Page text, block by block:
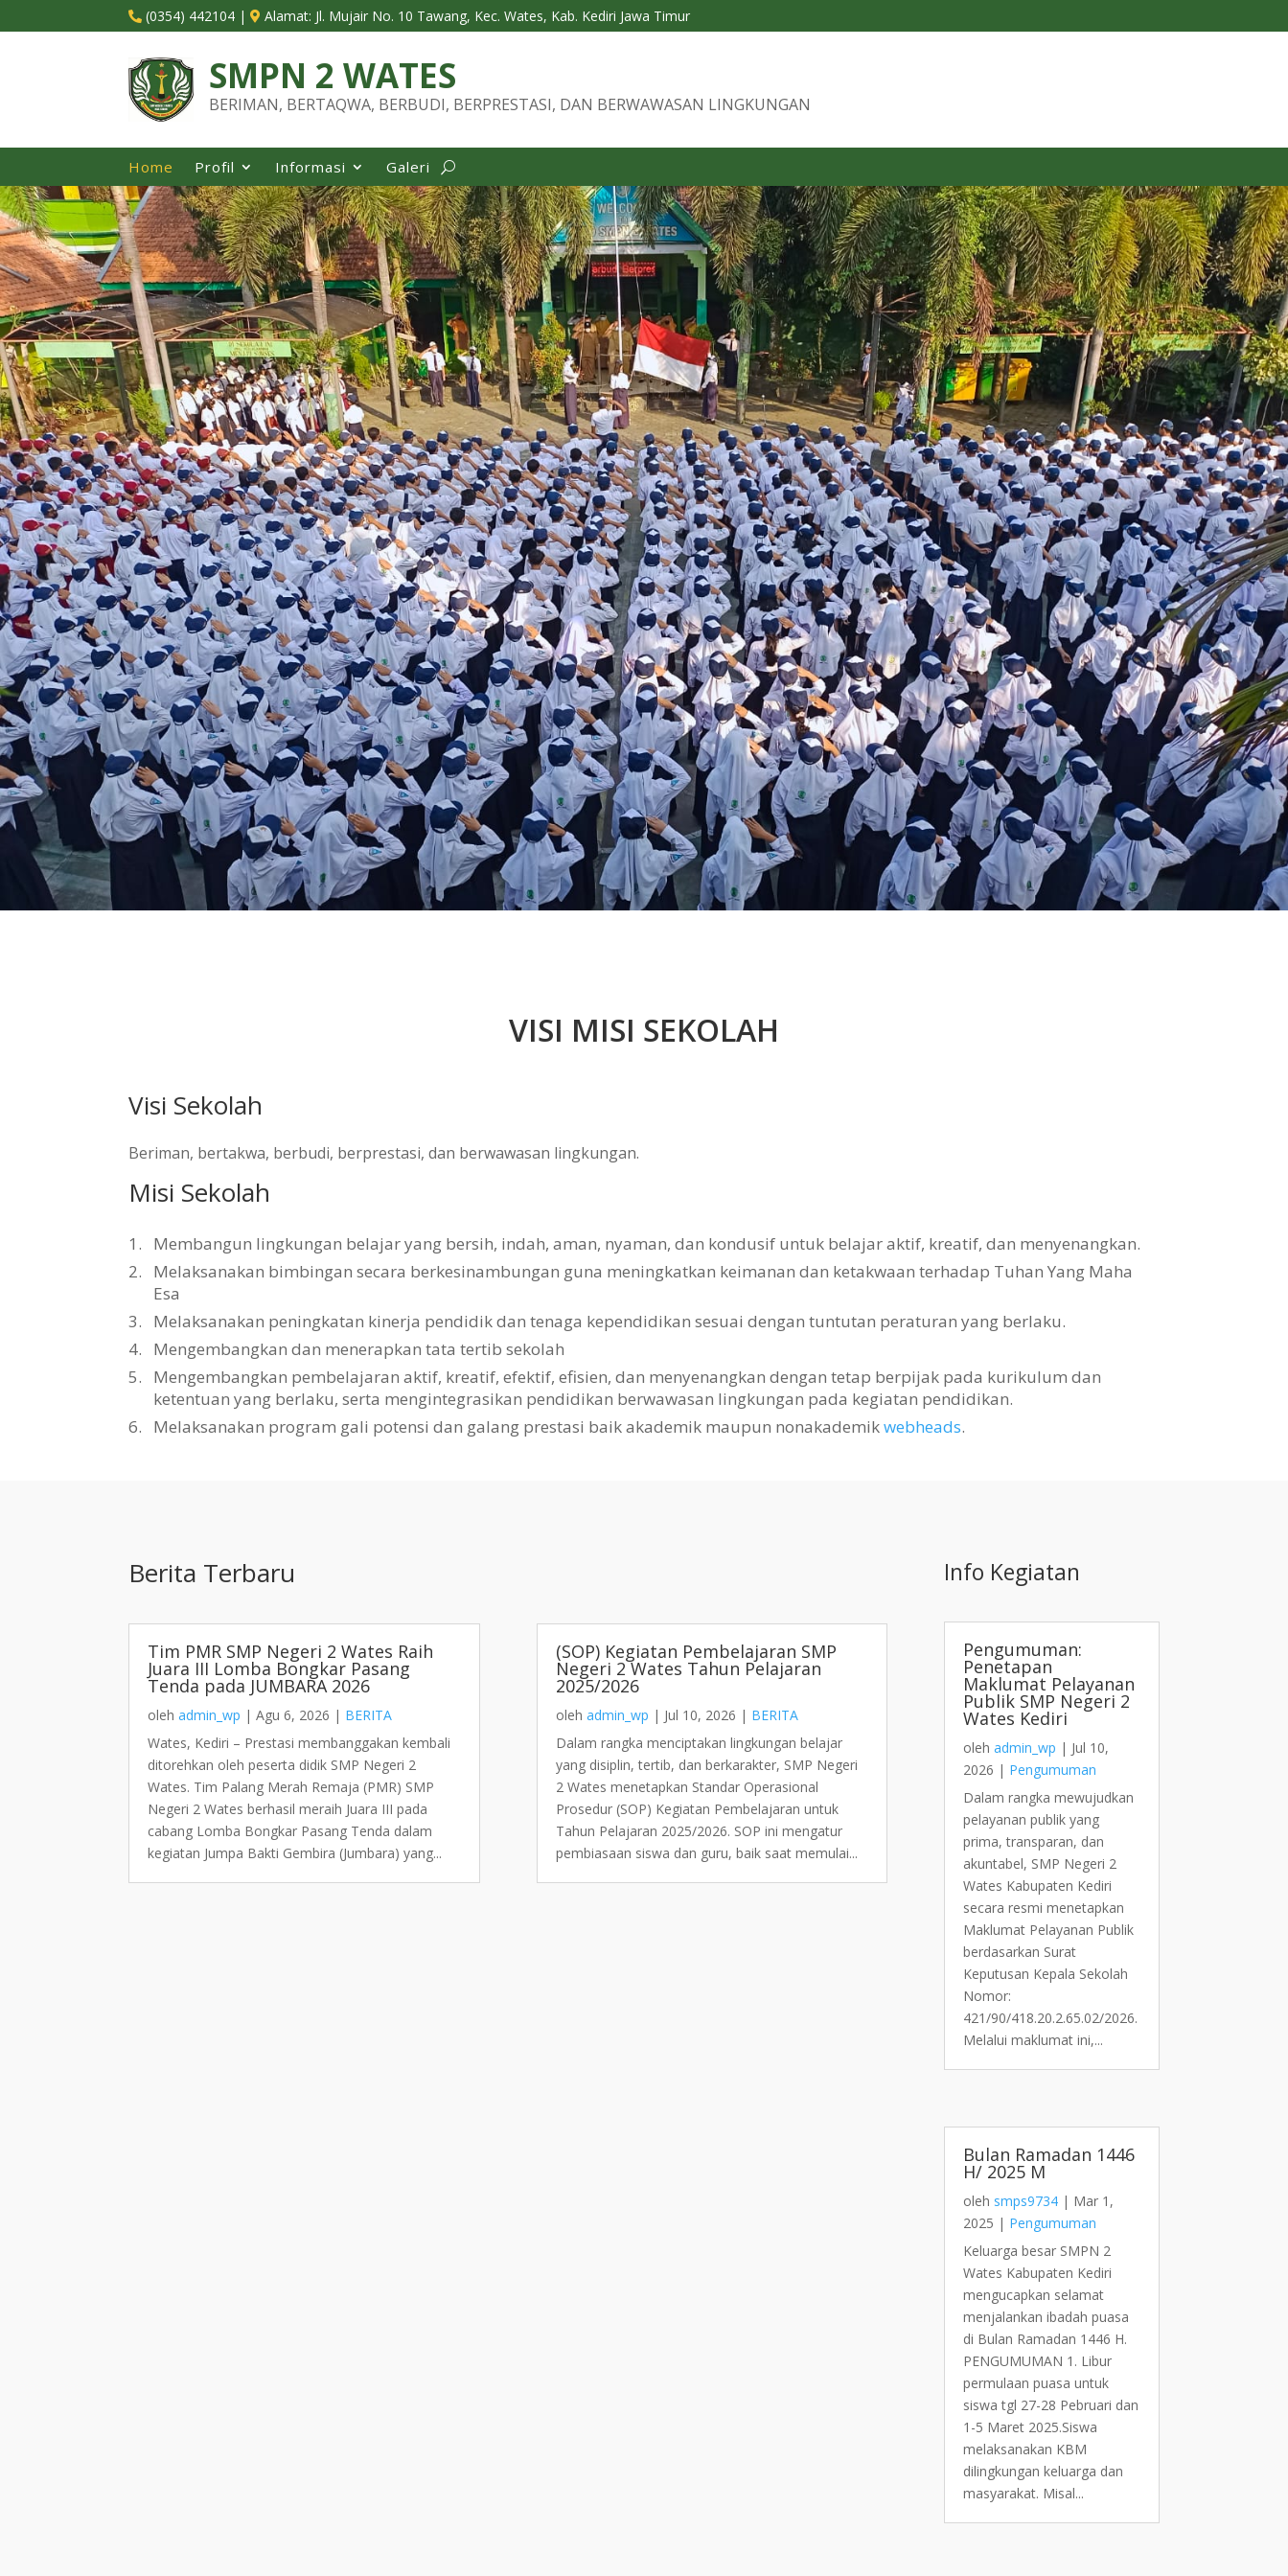
 (0354) 442104 | Alamat: Jl. Mujair No. 10 Tawang, Kec. Wates, Kab. Kediri Jawa Timur
SMPN 2 WATES
BERIMAN, BERTAQWA, BERBUDI, BERPRESTASI, DAN BERWAWASAN LINGKUNGAN
Home Profil Informasi Galeri
VISI MISI SEKOLAH
Visi Sekolah
Beriman, bertakwa, berbudi, berprestasi, dan berwawasan lingkungan.
Misi Sekolah
1.
Membangun lingkungan belajar yang bersih, indah, aman, nyaman, dan kondusif untuk belajar aktif, kreatif, dan menyenangkan.
2.
Melaksanakan bimbingan secara berkesinambungan guna meningkatkan keimanan dan ketakwaan terhadap Tuhan Yang Maha
Esa
3.
Melaksanakan peningkatan kinerja pendidik dan tenaga kependidikan sesuai dengan tuntutan peraturan yang berlaku.
4.
Mengembangkan dan menerapkan tata tertib sekolah
5.
Mengembangkan pembelajaran aktif, kreatif, efektif, efisien, dan menyenangkan dengan tetap berpijak pada kurikulum dan
ketentuan yang berlaku, serta mengintegrasikan pendidikan berwawasan lingkungan pada kegiatan pendidikan.
6.
Melaksanakan program gali potensi dan galang prestasi baik akademik maupun nonakademikwebheads.
Berita Terbaru
Tim PMR SMP Negeri 2 Wates Raih
Juara III Lomba Bongkar Pasang
Tenda pada JUMBARA 2026
olehadmin_wp |Agu 6, 2026 | BERITA
Wates, Kediri – Prestasi membanggakan kembali
ditorehkan oleh peserta didik SMP Negeri 2
Wates. Tim Palang Merah Remaja (PMR) SMP
Negeri 2 Wates berhasil meraih Juara III pada
cabang Lomba Bongkar Pasang Tenda dalam
kegiatan Jumpa Bakti Gembira (Jumbara) yang...
(SOP) Kegiatan Pembelajaran SMP
Negeri 2 Wates Tahun Pelajaran
2025/2026
oleh admin_wp | Jul 10, 2026 | BERITA
Dalam rangka menciptakan lingkungan belajar
yang disiplin, tertib, dan berkarakter, SMP Negeri
2 Wates menetapkan Standar Operasional
Prosedur (SOP) Kegiatan Pembelajaran untuk
Tahun Pelajaran 2025/2026. SOP ini mengatur
pembiasaan siswa dan guru, baik saat memulai...
Info Kegiatan
Pengumuman:
Penetapan
Maklumat Pelayanan
Publik SMP Negeri 2
Wates Kediri
olehadmin_wp | Jul 10,
2026 | Pengumuman
Dalam rangka mewujudkan
pelayanan publik yang
prima, transparan, dan
akuntabel, SMP Negeri 2
Wates Kabupaten Kediri
secara resmi menetapkan
Maklumat Pelayanan Publik
berdasarkan Surat
Keputusan Kepala Sekolah
Nomor:
421/90/418.20.2.65.02/2026.
Melalui maklumat ini,...
Bulan Ramadan 1446
H/ 2025 M
oleh smps9734 | Mar 1,
2025 | Pengumuman
Keluarga besar SMPN 2
Wates Kabupaten Kediri
mengucapkan selamat
menjalankan ibadah puasa
di Bulan Ramadan 1446 H.
PENGUMUMAN 1. Libur
permulaan puasa untuk
siswa tgl 27-28 Pebruari dan
1-5 Maret 2025.Siswa
melaksanakan KBM
dilingkungan keluarga dan
masyarakat. Misal...